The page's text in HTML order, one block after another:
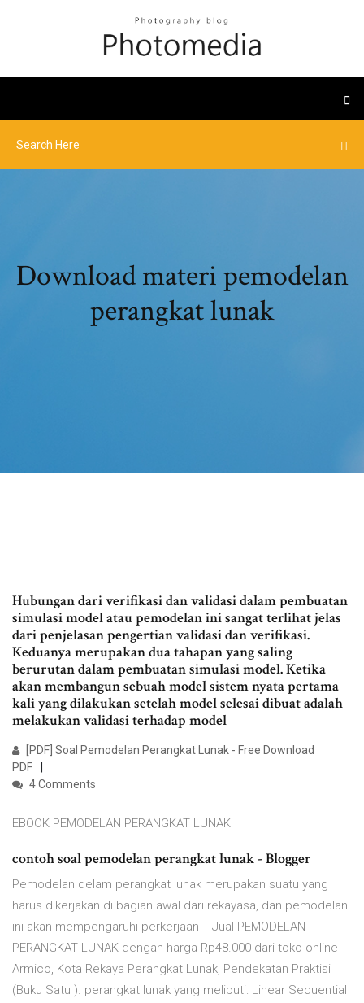
Download materi pemodelan
perangkat lunak
Hubungan dari verifikasi dan validasi dalam pembuatan
simulasi model atau pemodelan ini sangat terlihat jelas
dari penjelasan pengertian validasi dan verifikasi.
Keduanya merupakan dua tahapan yang saling
berurutan dalam pembuatan simulasi model. Ketika
akan membangun sebuah model sistem nyata pertama
kali yang dilakukan setelah model selesai dibuat adalah
melakukan validasi terhadap model
[PDF] Soal Pemodelan Perangkat Lunak - Free Download
PDF
4 Comments
EBOOK PEMODELAN PERANGKAT LUNAK
contoh soal pemodelan perangkat lunak - Blogger
Pemodelan delam perangkat lunak merupakan suatu yang
harus dikerjakan di bagian awal dari rekayasa, dan pemodelan
ini akan mempengaruhi perkerjaan- Jual PEMODELAN
PERANGKAT LUNAK dengan harga Rp48.000 dari toko online
Armico, Kota Rekaya Perangkat Lunak, Pendekatan Praktisi
(Buku Satu ). perangkat lunak yang meliputi: Linear Sequential